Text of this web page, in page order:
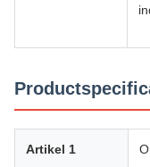
Artikel 1